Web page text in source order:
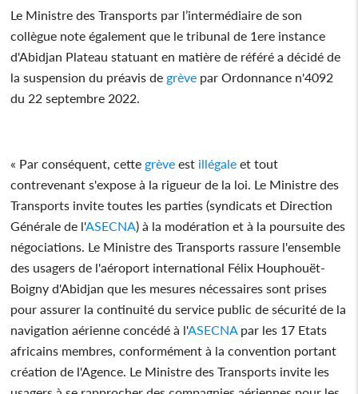
Le Ministre des Transports par l’intermédiaire de son
collègue note également que le tribunal de 1ere instance
d'Abidjan Plateau statuant en matière de référé a décidé de
la suspension du préavis de grève par Ordonnance n'4092
du 22 septembre 2022.
« Par conséquent, cette grève est illégale et tout
contrevenant s'expose à la rigueur de la loi. Le Ministre des
Transports invite toutes les parties (syndicats et Direction
Générale de l'ASECNA) à la modération et à la poursuite des
négociations. Le Ministre des Transports rassure l'ensemble
des usagers de l'aéroport international Félix Houphouët-
Boigny d'Abidjan que les mesures nécessaires sont prises
pour assurer la continuité du service public de sécurité de la
navigation aérienne concédé à l'ASECNA par les 17 Etats
africains membres, conformément à la convention portant
création de l'Agence. Le Ministre des Transports invite les